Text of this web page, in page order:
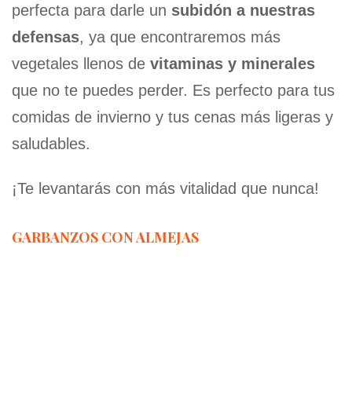
perfecta para darle un subidón a nuestras
defensas, ya que encontraremos más
vegetales llenos de vitaminas y minerales
que no te puedes perder. Es perfecto para tus
comidas de invierno y tus cenas más ligeras y
saludables.
¡Te levantarás con más vitalidad que nunca!
GARBANZOS CON ALMEJAS